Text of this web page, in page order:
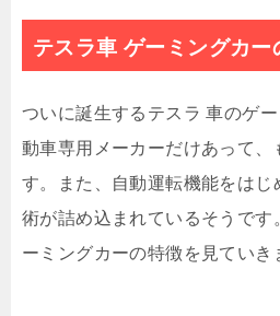
テスラ車 ゲーミングカー
ついに誕生するテスラ 車のゲ
動車専用メーカーだけあって、
す。また、自動運転機能をはじ
術が詰め込まれているそうで
ーミングカーの特徴を見ていき